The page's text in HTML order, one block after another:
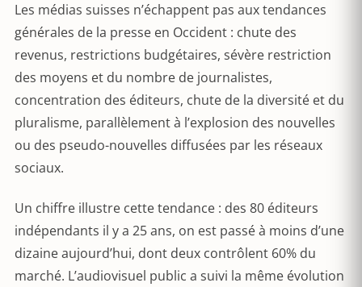
Les médias suisses n’échappent pas aux tendances
générales de la presse en Occident : chute des
revenus, restrictions budgétaires, sévère restriction
des moyens et du nombre de journalistes,
concentration des éditeurs, chute de la diversité et du
pluralisme, parallèlement à l’explosion des nouvelles
ou des pseudo-nouvelles diffusées par les réseaux
sociaux.
Un chiffre illustre cette tendance : des 80 éditeurs
indépendants il y a 25 ans, on est passé à moins d’une
dizaine aujourd’hui, dont deux contrôlent 60% du
marché. L’audiovisuel public a suivi la même évolution